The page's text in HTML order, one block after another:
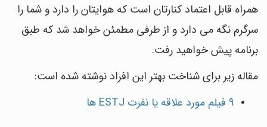
همراه قابل اعتماد کنارتان است که هوایتان را دارد و شما را
سرگرم نگه می دارد و از طرفی مطمئن خواهد شد که طبق
برنامه پیش خواهید رفت.
مقاله زیر برای شناخت بهتر این افراد نوشته شده است:
9 فیلم مورد علاقه یا نفرت ESTJ ها